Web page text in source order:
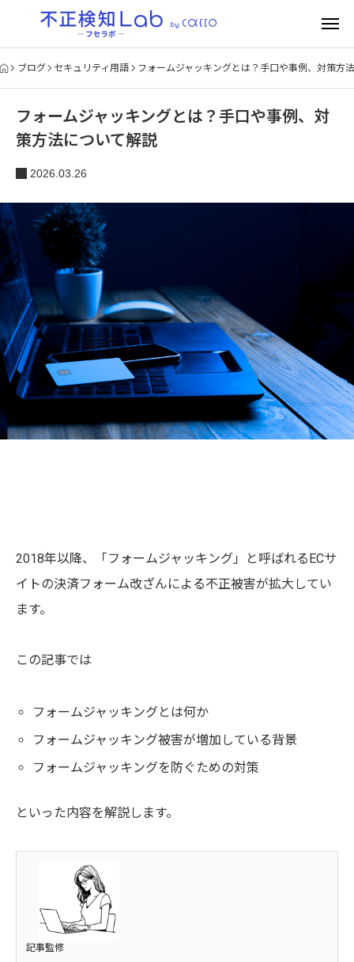
ブログ セキュリティ用語 フォームジャッキングとは？手口や事例、対策方
フォームジャッキングとは？手口や事例、対
策方法について解説
2026.03.26
2018年以降、「フォームジャッキング」と呼ばれるECサ
イトの決済フォーム改ざんによる不正被害が拡大してい
ます。
この記事では
フォームジャッキングとは何か
フォームジャッキング被害が増加している背景
フォームジャッキングを防ぐための対策
といった内容を解説します。
記事監修